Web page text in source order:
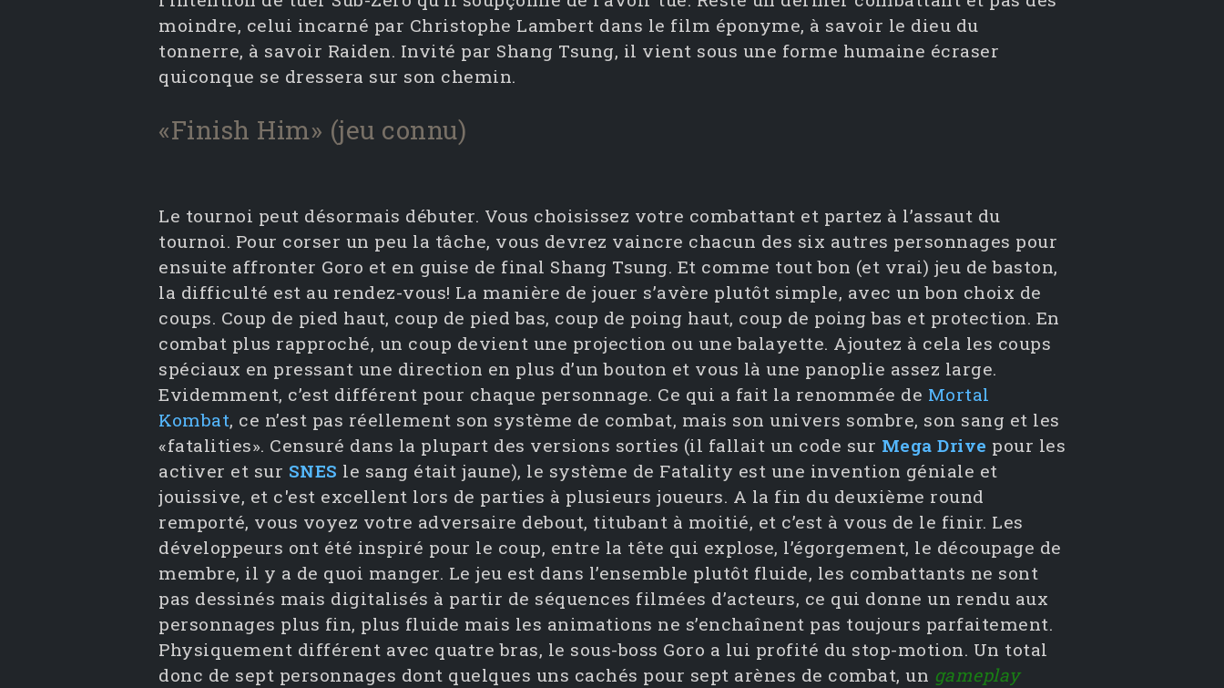
moindre, celui incarné par Christophe Lambert dans le film éponyme, à savoir le dieu du
tonnerre, à savoir Raiden. Invité par Shang Tsung, il vient sous une forme humaine écraser
quiconque se dressera sur son chemin.
«Finish Him» (jeu connu)
Le tournoi peut désormais débuter. Vous choisissez votre combattant et partez à l’assaut du
tournoi. Pour corser un peu la tâche, vous devrez vaincre chacun des six autres personnages pour
ensuite affronter Goro et en guise de final Shang Tsung. Et comme tout bon (et vrai) jeu de baston,
la difficulté est au rendez-vous! La manière de jouer s’avère plutôt simple, avec un bon choix de
coups. Coup de pied haut, coup de pied bas, coup de poing haut, coup de poing bas et protection. En
combat plus rapproché, un coup devient une projection ou une balayette. Ajoutez à cela les coups
spéciaux en pressant une direction en plus d’un bouton et vous là une panoplie assez large.
Evidemment, c’est différent pour chaque personnage. Ce qui a fait la renommée de Mortal
Kombat, ce n’est pas réellement son système de combat, mais son univers sombre, son sang et les
«fatalities». Censuré dans la plupart des versions sorties (il fallait un code sur Mega Drive pour les
activer et sur SNES le sang était jaune), le système de Fatality est une invention géniale et
jouissive, et c'est excellent lors de parties à plusieurs joueurs. A la fin du deuxième round
remporté, vous voyez votre adversaire debout, titubant à moitié, et c’est à vous de le finir. Les
développeurs ont été inspiré pour le coup, entre la tête qui explose, l’égorgement, le découpage de
membre, il y a de quoi manger. Le jeu est dans l’ensemble plutôt fluide, les combattants ne sont
pas dessinés mais digitalisés à partir de séquences filmées d’acteurs, ce qui donne un rendu aux
personnages plus fin, plus fluide mais les animations ne s’enchaînent pas toujours parfaitement.
Physiquement différent avec quatre bras, le sous-boss Goro a lui profité du stop-motion. Un total
donc de sept personnages dont quelques uns cachés pour sept arènes de combat, un gameplay